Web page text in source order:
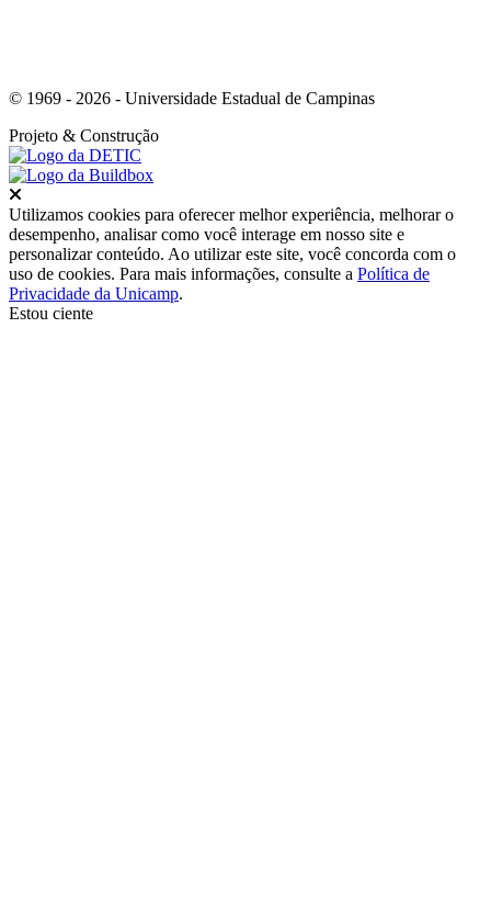
© 1969 - 2026 - Universidade Estadual de Campinas
Projeto & Construção
Utilizamos cookies para oferecer melhor experiência, melhorar o
desempenho, analisar como você interage em nosso site e
personalizar conteúdo. Ao utilizar este site, você concorda com o
uso de cookies. Para mais informações, consulte a Política de
Privacidade da Unicamp.
Estou ciente